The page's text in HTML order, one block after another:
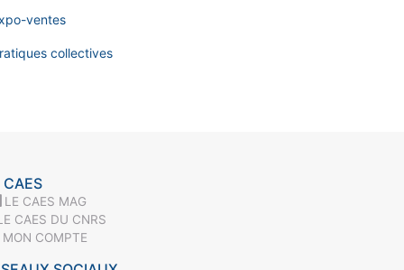
ventes
collectives
CAES
LE CAES MAG
CAES DU CNRS
COMPTE